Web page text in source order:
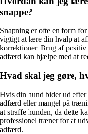
snappe?
Snapning er ofte en form
vigtigt at lære din hvalp at
korrektioner. Brug af
adfærd kan hjælpe med at
Hvad skal jeg gøre,
Hvis din hund bider ud
adfærd eller mangel på
at straffe hunden, da dette
professionel træner for at
adfærd.